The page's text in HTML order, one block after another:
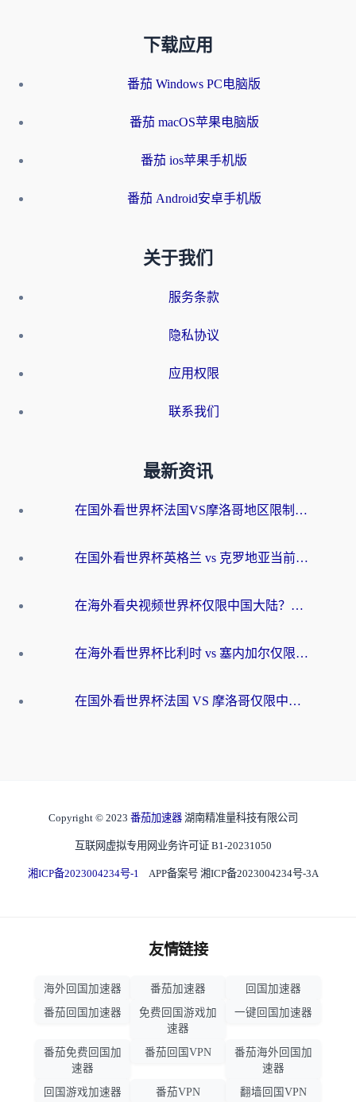
下载应用
番茄 Windows PC电脑版
番茄 macOS苹果电脑版
番茄 ios苹果手机版
番茄 Android安卓手机版
关于我们
服务条款
隐私协议
应用权限
联系我们
最新资讯
在国外看世界杯法国VS摩洛哥地区限制？这篇指南让你流畅看中文解说无压力
在国外看世界杯英格兰 vs 克罗地亚当前地区不可播放？这篇指南帮你搞定所有海外观赛难题
在海外看央视频世界杯仅限中国大陆？这篇指南帮你解锁中文解说+无卡顿直播
在海外看世界杯比利时 vs 塞内加尔仅限中国大陆？我找到了最流畅的中文解说之路
在国外看世界杯法国 VS 摩洛哥仅限中国大陆？海外党这样看中文解说赛事不卡顿
Copyright © 2023 番茄加速器 湖南精准量科技有限公司
互联网虚拟专用网业务许可证 B1-20231050
湘ICP备2023004234号-1 APP备案号 湘ICP备2023004234号-3A
友情链接
海外回国加速器 番茄加速器
回国加速器
番茄回国加速器
免费回国游戏加
速器
一键回国加速器
番茄免费回国加
速器
番茄回国VPN
番茄海外回国加
速器
回国游戏加速器
番茄VPN 翻墙回国VPN